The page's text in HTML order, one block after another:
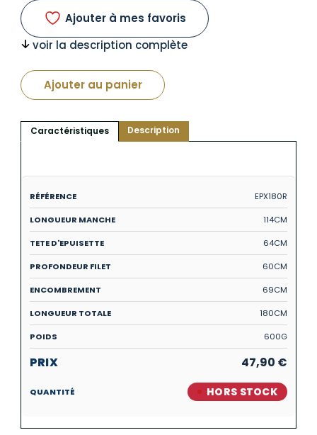
Ajouter à mes favoris
voir la description complète
Ajouter au panier
Caractéristiques Description
EPX180R
114CM
64CM
60CM
69CM
180CM
600G
47,90 €
HORS STOCK